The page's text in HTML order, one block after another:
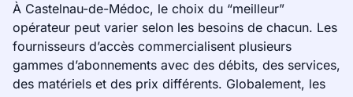
À Castelnau-de-Médoc, le choix du “meilleur”
opérateur peut varier selon les besoins de chacun. Les
fournisseurs d’accès commercialisent plusieurs
gammes d’abonnements avec des débits, des services,
des matériels et des prix différents. Globalement, les